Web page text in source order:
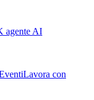
agente AI
Lavora con